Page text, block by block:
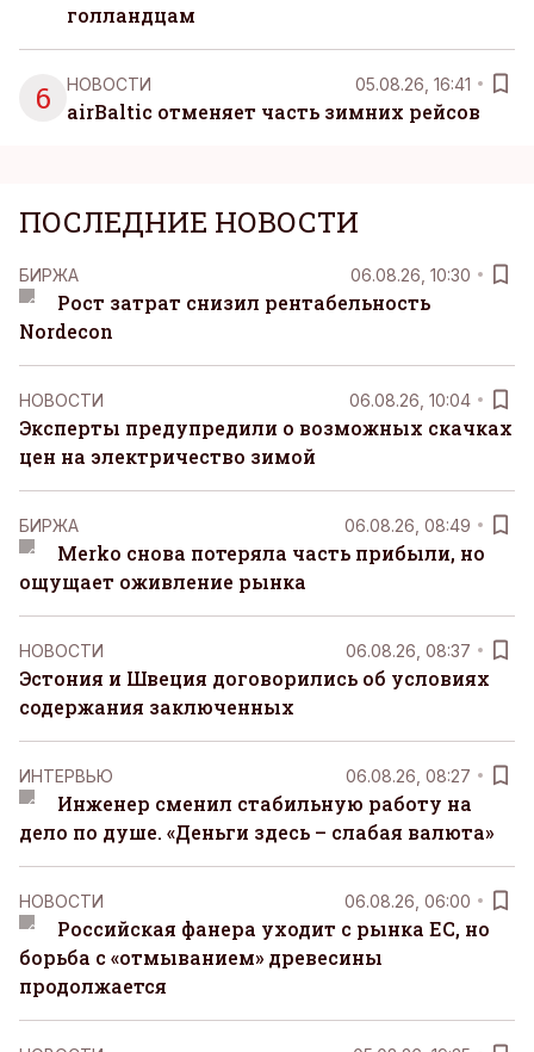
голландцам
6 НОВОСТИ 05.08.26, 16:41
airBaltic отменяет часть зимних рейсов
ПОСЛЕДНИЕ НОВОСТИ
БИРЖА 06.08.26, 10:30
Рост затрат снизил рентабельность
Nordecon
НОВОСТИ 06.08.26, 10:04
Эксперты предупредили о возможных скачках
цен на электричество зимой
БИРЖА 06.08.26, 08:49
Merko снова потеряла часть прибыли, но
ощущает оживление рынка
НОВОСТИ 06.08.26, 08:37
Эстония и Швеция договорились об условиях
содержания заключенных
ИНТЕРВЬЮ 06.08.26, 08:27
Инженер сменил стабильную работу на
дело по душе. «Деньги здесь – слабая валюта»
НОВОСТИ 06.08.26, 06:00
Российская фанера уходит с рынка ЕС, но
борьба с «отмыванием» древесины
продолжается